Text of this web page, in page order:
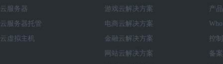
云服务器
云服务器托管
云虚拟主机
游戏云解决方案
电商云解决方案
金融云解决方案
网站云解决方案
产
控
备